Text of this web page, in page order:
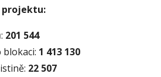
201 544
blokaci: 1 413 130
22 507